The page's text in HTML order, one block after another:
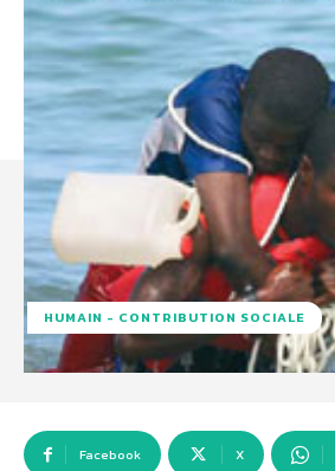
HUMAIN - CONTRIBUTION SOCIALE
Facebook X